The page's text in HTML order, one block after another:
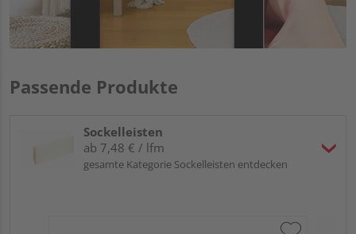
Passende Produkte
Sockelleisten
ab 7,48 € / lfm
gesamte Kategorie Sockelleisten entdecken